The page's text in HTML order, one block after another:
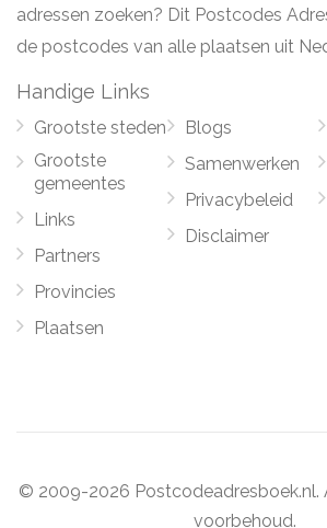
adressen zoeken? Dit Postcodes
de postcodes van alle plaatsen uit
Handige Links
Grootste steden
Grootste
gemeentes
Links
Partners
Provincies
Plaatsen
Blogs
Samenwerken
Privacybeleid
Disclaimer
© 2009-2026 Postcodeadresboek.nl.
voorbehoud.